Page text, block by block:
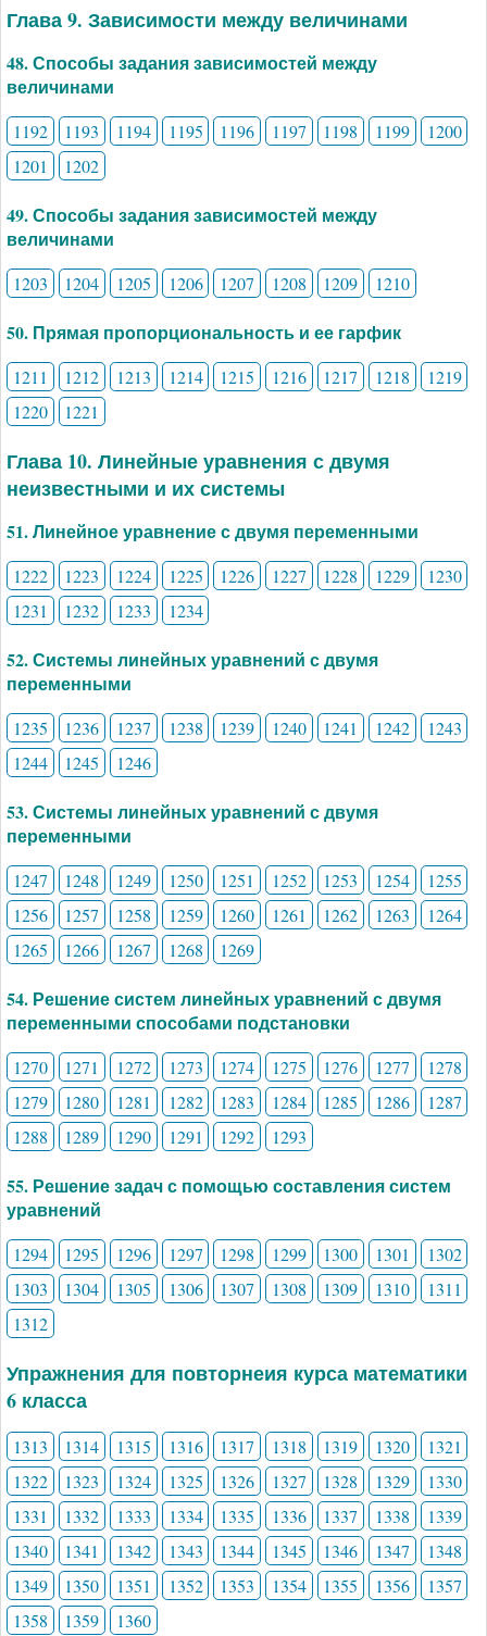
Глава 9. Зависимости между величинами
48. Способы задания зависимостей между
величинами
1192 1193 1194 1195 1196 1197 1198 1199
1200
1201
1202
49. Способы задания зависимостей между
величинами
1203 1204 1205 1206 1207 1208 1209 1210
50. Прямая пропорциональность и ее гарфик
1211 1212 1213 1214 1215 1216 1217 1218
1219
1220
1221
Глава 10. Линейные уравнения с двумя
неизвестными и их системы
51. Линейное уравнение с двумя переменными
1222 1223 1224 1225 1226 1227 1228 1229
1230
1231
1232 1233 1234
52. Системы линейных уравнений с двумя
переменными
1235 1236 1237 1238 1239 1240 1241 1242
1243
1244
1245 1246
53. Системы линейных уравнений с двумя
переменными
1247 1248 1249 1250 1251 1252 1253 1254
1255
1256
1257 1258 1259 1260 1261 1262 1263
1264
1265
1266 1267 1268 1269
54. Решение систем линейных уравнений с двумя
переменными способами подстановки
1270 1271 1272 1273 1274 1275 1276 1277
1278
1279
1280 1281 1282 1283 1284 1285 1286
1287
1288
1289 1290 1291 1292 1293
55. Решение задач с помощью составления систем
уравнений
1294 1295 1296 1297 1298 1299 1300 1301
1302
1303
1304 1305 1306 1307 1308 1309 1310
1311
1312
Упражнения для повторнеия курса математики
6 класса
1313 1314 1315 1316 1317 1318 1319 1320
1321
1322
1323 1324 1325 1326 1327 1328 1329
1330
1331
1332 1333 1334 1335 1336 1337 1338
1339
1340
1341 1342 1343 1344 1345 1346 1347
1348
1349
1350 1351 1352 1353 1354 1355 1356
1357
1358
1359 1360